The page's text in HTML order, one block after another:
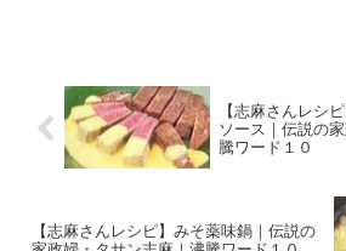
【志麻さんレシ
ソース｜伝説の
騰ワード１０
【志麻さんレシピ】みそ薬味鍋｜伝説の